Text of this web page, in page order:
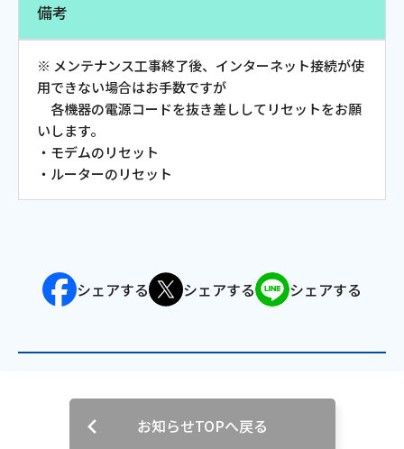
お知らせ
サイトマップ
ウェブサイトのご利用について
安全・安心ガイド
ご利用約款・重要事項説明書
備考
※ メンテナンス工事終了後、インターネット接続が使
用できない場合はお手数ですが
各機器の電源コードを抜き差ししてリセットをお願
いします。
・モデムのリセット
・ルーターのリセット
シェアする シェアする シェアする
お知らせTOPへ戻る